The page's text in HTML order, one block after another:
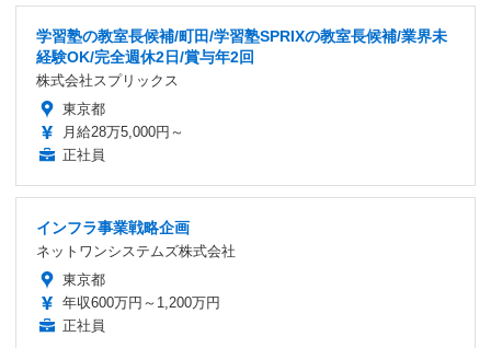
学習塾の教室長候補/町田/学習塾SPRIXの教室長候補/業界未
経験OK/完全週休2日/賞与年2回
株式会社スプリックス
東京都
月給28万5,000円～
正社員
インフラ事業戦略企画
ネットワンシステムズ株式会社
東京都
年収600万円～1,200万円
正社員